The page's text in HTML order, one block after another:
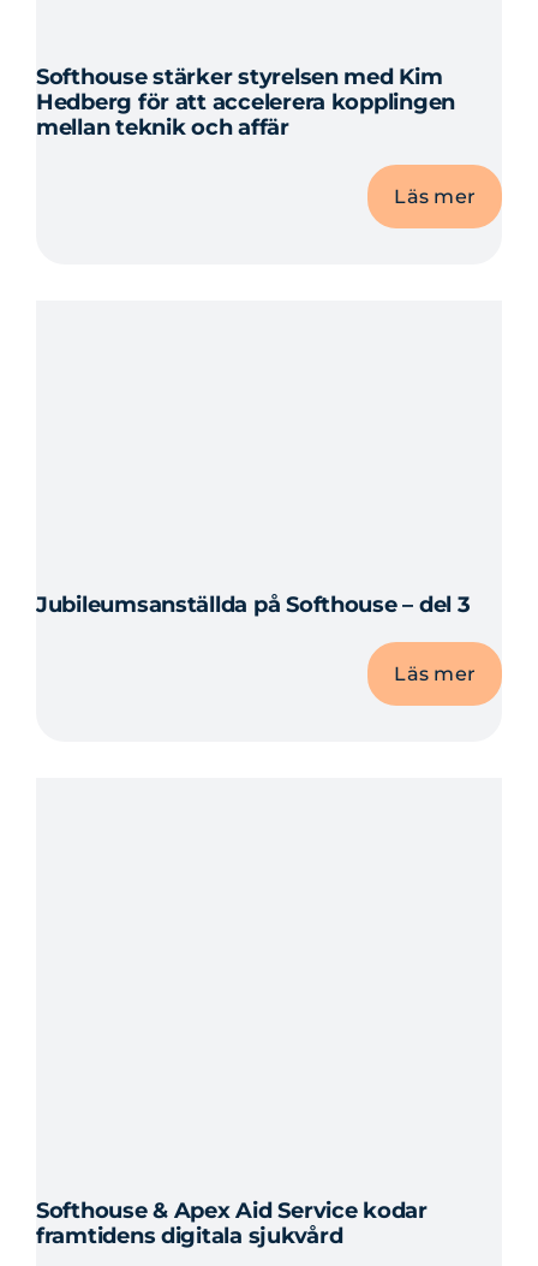
Softhouse stärker styrelsen med Kim
Hedberg för att accelerera kopplingen
mellan teknik och affär
Läs mer
Jubileumsanställda på Softhouse – del 3
Läs mer
Softhouse & Apex Aid Service kodar
framtidens digitala sjukvård